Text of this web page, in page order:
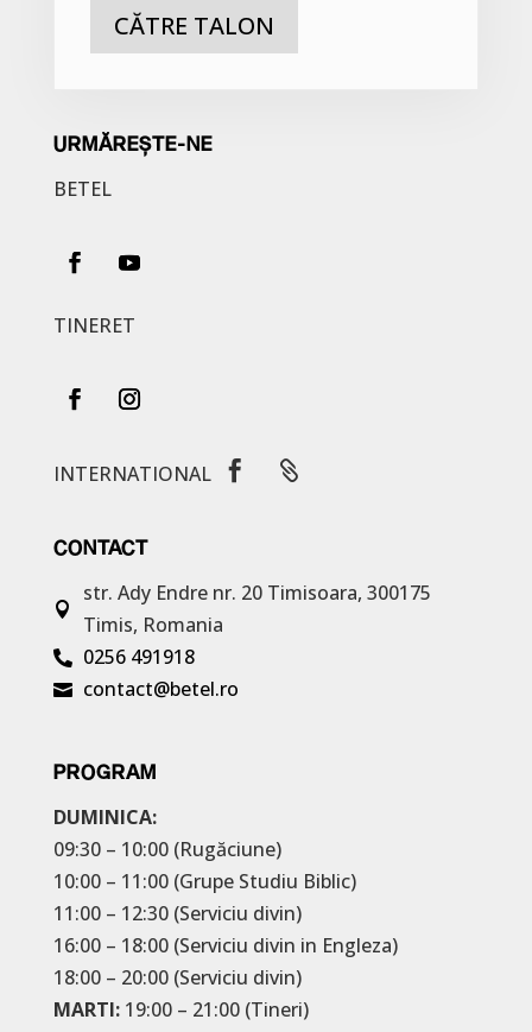
CĂTRE TALON
URMĂREȘTE-NE
BETEL
TINERET
INTERNATIONAL  
CONTACT

str. Ady Endre nr. 20 Timisoara, 300175
Timis, Romania
 0256 491918
 contact@betel.ro
PROGRAM
DUMINICA:
09:30 – 10:00 (Rugăciune)
10:00 – 11:00 (Grupe Studiu Biblic)
11:00 – 12:30 (Serviciu divin)
16:00 – 18:00 (Serviciu divin in Engleza)
18:00 – 20:00 (Serviciu divin)
MARTI: 19:00 – 21:00 (Tineri)